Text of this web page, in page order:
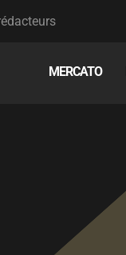
MERCATO